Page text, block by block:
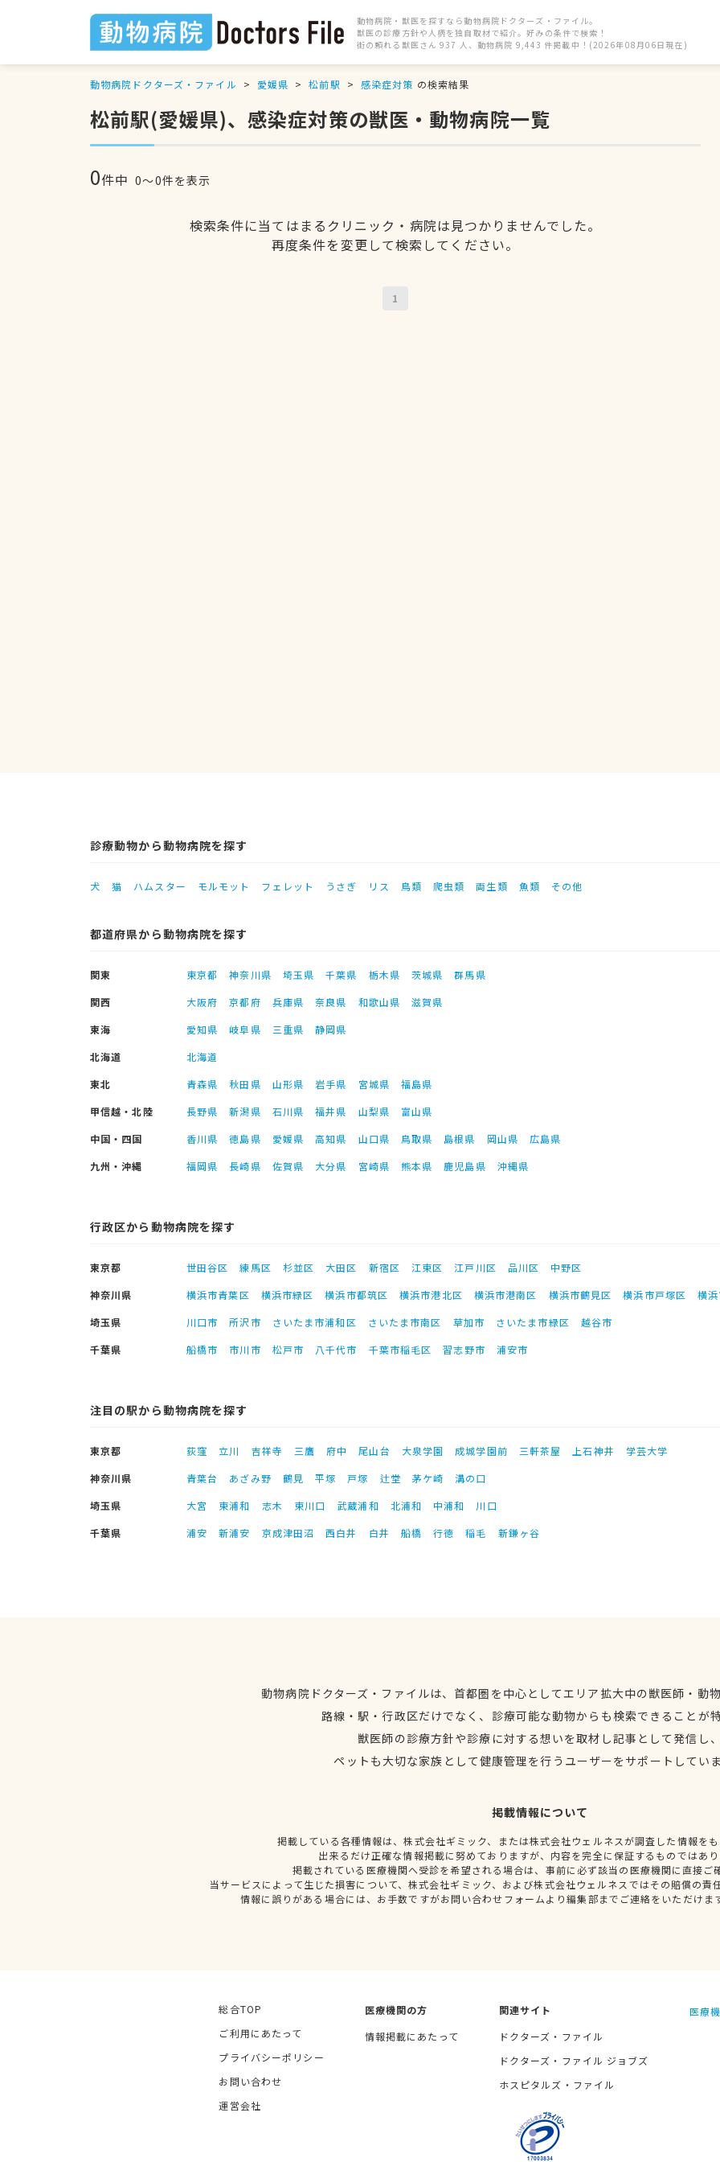
動物病院・獣医を探すなら動物病院ドクターズ・ファイル。
獣医の診療方針や人柄を独自取材で紹介。好みの条件で検索！
街の頼れる獣医さん 937 人、動物病院 9,443 件掲載中！(2026年08月06日現在)
動物病院ドクターズ・ファイル 愛媛県 松前駅 感染症対策 の検索結果
松前駅(愛媛県)、感染症対策の獣医・動物病院一覧
0件中 0〜0件を表示
検索条件に当てはまるクリニック・病院は見つかりませんでした。
再度条件を変更して検索してください。
1
診療動物から動物病院を探す
犬 猫 ハムスター モルモット フェレット うさぎ リス 鳥類 爬虫類 両生類 魚類 その他
都道府県から動物病院を探す
関東 東京都 神奈川県 埼玉県 千葉県 栃木県 茨城県
群馬県
関西
大阪府 京都府 兵庫県 奈良県 和歌山県
滋賀県
東海
愛知県 岐阜県 三重県
静岡県
北海道
北海道
東北
青森県 秋田県 山形県 岩手県 宮城県
福島県
甲信越・北陸
長野県 新潟県 石川県 福井県 山梨県
富山県
中国・四国
香川県 徳島県 愛媛県 高知県 山口県 鳥取県 島根県 岡山県
広島県
九州・沖縄
福岡県 長崎県 佐賀県 大分県 宮崎県 熊本県 鹿児島県 沖縄県
行政区から動物病院を探す
東京都 世田谷区 練馬区 杉並区 大田区 新宿区 江東区 江戸川区 品川区
中野区
神奈川県
横浜市青葉区 横浜市緑区 横浜市都筑区 横浜市港北区 横浜市港南区 横浜市鶴見区 横浜市戸塚区
横
埼玉県
川口市 所沢市 さいたま市浦和区 さいたま市南区 草加市 さいたま市緑区
越谷市
千葉県
船橋市 市川市 松戸市 八千代市 千葉市稲毛区 習志野市 浦安市
注目の駅から動物病院を探す
東京都 荻窪 立川 吉祥寺 三鷹 府中 尾山台 大泉学園 成城学園前 三軒茶屋 上石神井
学芸大学
神奈川県
青葉台 あざみ野 鶴見 平塚 戸塚 辻堂 茅ケ崎
溝の口
埼玉県
大宮 東浦和 志木 東川口 武蔵浦和 北浦和 中浦和
川口
千葉県
浦安 新浦安 京成津田沼 西白井 白井 船橋 行徳 稲毛 新鎌ヶ谷
動物病院ドクターズ・ファイルは、首都圏を中心としてエリア拡大中の獣医師・動
路線・駅・行政区だけでなく、診療可能な動物からも検索できることが
獣医師の診療方針や診療に対する想いを取材し記事として発信し
ペットも大切な家族として健康管理を行うユーザーをサポートしてい
掲載情報について
掲載している各種情報は、株式会社ギミック、または株式会社ウェルネスが調査した情報を
出来るだけ正確な情報掲載に努めておりますが、内容を完全に保証するものではあ
掲載されている医療機関へ受診を希望される場合は、事前に必ず該当の医療機関に直接ご
当サービスによって生じた損害について、株式会社ギミック、および株式会社ウェルネスではその賠償の責
情報に誤りがある場合には、お手数ですがお問い合わせフォームより編集部までご連絡をいただけま
総合TOP
ご利用にあたって
プライバシーポリシー
お問い合わせ
運営会社
医療機関の方
情報掲載にあたって
関連サイト
ドクターズ・ファイル
ドクターズ・ファイル ジョブズ
ホスピタルズ・ファイル
医療